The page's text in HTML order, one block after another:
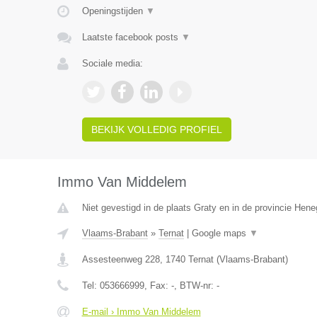
Openingstijden ▼
Laatste facebook posts ▼
Sociale media:
BEKIJK VOLLEDIG PROFIEL
Immo Van Middelem
Niet gevestigd in de plaats Graty en in de provincie
Vlaams-Brabant» Ternat| Google maps ▼
Assesteenweg 228, 1740 Ternat(Vlaams-Brabant)
Tel: 053666999, Fax: -, BTW-nr: -
E-mail › Immo Van Middelem